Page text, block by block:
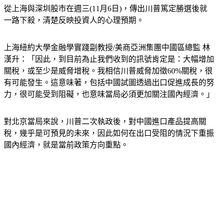
一路下殺，清楚反映投資人的心理預期。
漢升：「因此，到目前為止我們收到的訊號肯定是：大幅增加
關稅，或至少是威脅增稅。我相信川普威脅加徵60%關稅，很
有可能發生。這意味著，包括中國試圖透過出口促進成長的努
力，很可能受到阻礙，也意味當局必須更加關注國內經濟。」
稅，幾乎是可預見的未來，因此如何在出口受阻的情況下重振
國內經濟，就是當前政策方向重點。